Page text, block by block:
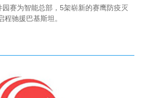
赛为智能总部，5架崭新的赛鹰防疫灭
驰援巴基斯坦。